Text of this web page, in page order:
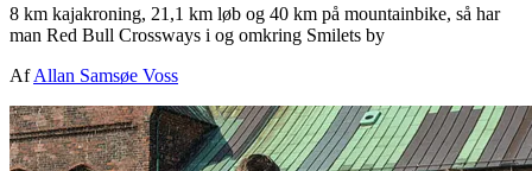
8 km kajakroning, 21,1 km løb og 40 km på mountainbike, så har
man Red Bull Crossways i og omkring Smilets by
AfAllan Samsøe Voss